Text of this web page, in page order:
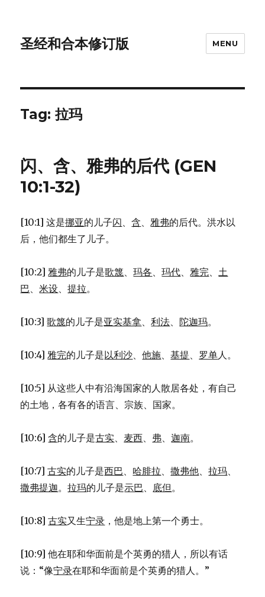
圣经和合本修订版 MENU
Tag: 拉玛
闪、含、雅弗的后代 (GEN
10:1-32)
[10:1] 这是挪亚的儿子闪、含、雅弗的后代。洪水以
后，他们都生了儿子。
[10:2]雅弗的儿子是歌篾、玛各、玛代、雅完、土
巴、米设、提拉。
[10:3]歌篾的儿子是亚实基拿、利法、 陀迦玛。
[10:4]雅完的儿子是以利沙、他施、基提、 罗单人。
[10:5] 从这些人中有沿海国家的人散居各处，有自己
的土地，各有各的语言、宗族、国家。
[10:6]含的儿子是古实、 麦西、 弗、迦南。
[10:7]古实的儿子是西巴、 哈腓拉、撒弗他、拉玛、
撒弗提迦。拉玛的儿子是示巴、 底但。
[10:8]古实又生宁录 ，他是地上第一个勇士。
[10:9] 他在耶和华面前是个英勇的猎人，所以有话
说：“像宁录在耶和华面前是个英勇的猎人。”